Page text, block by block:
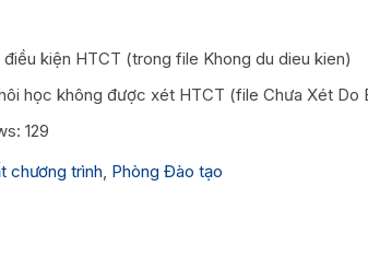
kiện HTCT (trong file Khong du dieu kien)
học không được xét HTCT (file Chưa Xét Do
129
chương trình, Phòng Đào tạo